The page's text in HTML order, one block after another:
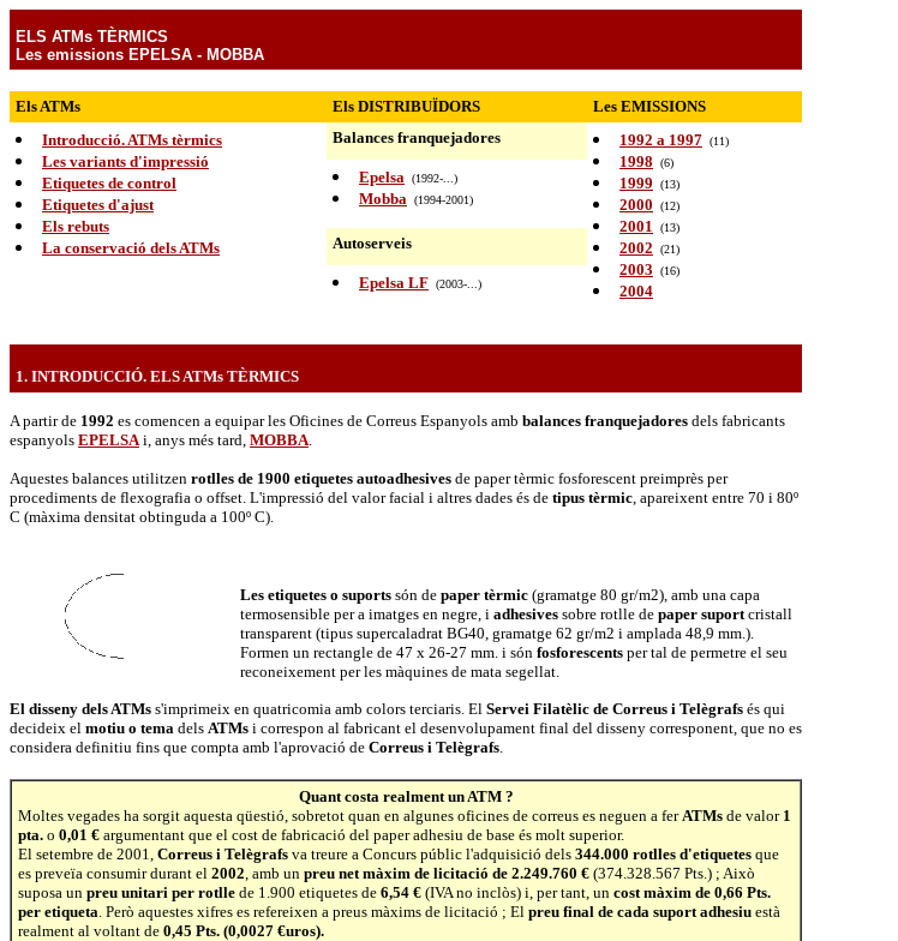
ELS ATMs TÈRMICS
Les emissions EPELSA - MOBBA
Els ATMs Els DISTRIBUÏDORS
Les EMISSIONS
Introducció. ATMs tèrmics
Les variants d'impressió
Etiquetes de control
Etiquetes d'ajust
Els rebuts
La conservació dels ATMs
Balances franquejadores 1992 a 1997 (11)
1998 (6)
1999 (13)
2000 (12)
2001 (13)
2002 (21)
2003 (16)
2004
Epelsa (1992-...)
Mobba (1994-2001)
Autoserveis
Epelsa LF (2003-...)
1. INTRODUCCIÓ. ELS ATMs TÈRMICS
A partir de 1992 es comencen a equipar les Oficines de Correus Espanyols amb balances franquejadores dels fabricants
espanyols EPELSAi, anys més tard, MOBBA.
Aquestes balances utilitzen rotlles de 1900 etiquetes autoadhesives de paper tèrmic fosforescent preimprès per
procediments de flexografia o offset. L'impressió del valor facial i altres dades és de tipus tèrmic, apareixent entre 70 i 80º
C (màxima densitat obtinguda a 100º C).
Les etiquetes o suports són de paper tèrmic (gramatge 80 gr/m2), amb una capa
termosensible per a imatges en negre, i adhesives sobre rotlle de paper suportcristall
transparent (tipus supercaladrat BG40, gramatge 62 gr/m2 i amplada 48,9 mm.).
Formen un rectangle de 47 x 26-27 mm. i són fosforescents per tal de permetre el seu
reconeixement per les màquines de mata segellat.
El disseny dels ATMs s'imprimeix en quatricomia amb colors terciaris. El Servei Filatèlic de Correus i Telègrafs és qui
decideix el motiu o tema dels ATMs i correspon al fabricant el desenvolupament final del disseny corresponent, que no es
considera definitiu fins que compta amb l'aprovació de Correus i Telègrafs.
Quant costa realment un ATM ?
Moltes vegades ha sorgit aquesta qüestió, sobretot quan en algunes oficines de correus es neguen a ferATMs de valor 1
pta. o 0,01 € argumentant que el cost de fabricació del paper adhesiu de base és molt superior.
El setembre de 2001, Correus i Telègrafs va treure a Concurs públic l'adquisició dels 344.000 rotlles d'etiquetes que
es preveïa consumir durant el 2002, amb un preu net màxim de licitació de 2.249.760 € (374.328.567 Pts.) ; Això
suposa un preu unitari per rotlle de 1.900 etiquetes de 6,54 € (IVA no inclòs) i, per tant, un cost màxim de 0,66 Pts.
per etiqueta. Però aquestes xifres es refereixen a preus màxims de licitació ; El preu final de cada suport adhesiu està
realment al voltant de 0,45 Pts. (0,0027 €uros).